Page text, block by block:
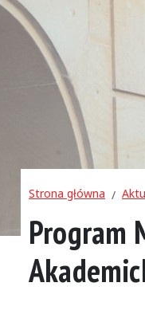
Strona główna
Program